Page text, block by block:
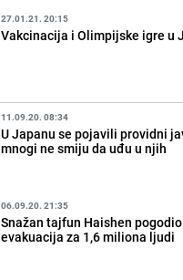
27.01.21. 20:15
Vakcinacija i Olimpijske igre u
11.09.20. 08:34
U Japanu se pojavili providni
mnogi ne smiju da uđu u njih
06.09.20. 21:35
Snažan tajfun Haishen
evakuacija za 1,6 miliona ljudi